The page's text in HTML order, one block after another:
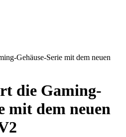
Gehäuse-Serie mit dem neuen
die Gaming-
mit dem neuen